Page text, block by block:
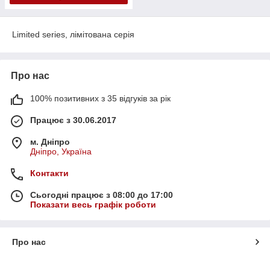
Limited series, лімітована серія
Про нас
100% позитивних з 35 відгуків за рік
Працює з 30.06.2017
м. Дніпро
Дніпро, Україна
Контакти
Сьогодні працює з 08:00 до 17:00
Показати весь графік роботи
Про нас